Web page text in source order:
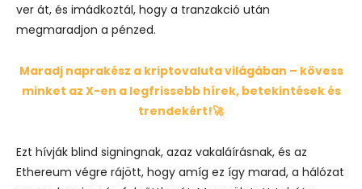
ver át, és imádkoztál, hogy a tranzakció után
megmaradjon a pénzed.
Maradj naprakész a kriptovaluta világában – kövess
minket az X-en a legfrissebb hírek, betekintések és
trendekért!🚀
Ezt hívják blind signingnak, azaz vakaláírásnak, és az
Ethereum végre rájött, hogy amíg ez így marad, a hálózat